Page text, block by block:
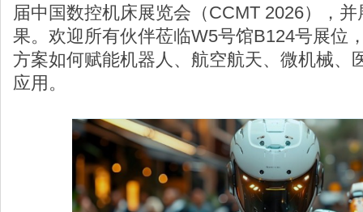
届中国数控机床展览会（CCMT 2026），
果。欢迎所有伙伴莅临W5号馆B124号展位
方案如何赋能机器人、航空航天、微机械、
应用。